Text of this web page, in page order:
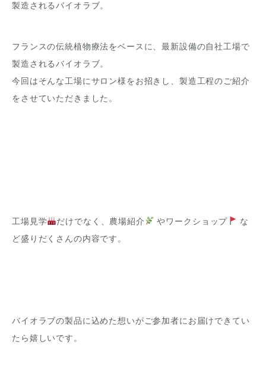
製造されるバイオラブ。
フランスの伝統植物療法をベースに、最新設備の自社工場で
製造されるバイオラブ。
今回はそんな工場にサロン様をお招きし、製造工程のご紹介
をさせていただきました。
工場見学 だけでなく、農場紹介 やワークショップ
な
ど盛りだくさんの内容です。
バイオラブの製品に込めた想いがご参加者にお届けできてい
たら嬉しいです。